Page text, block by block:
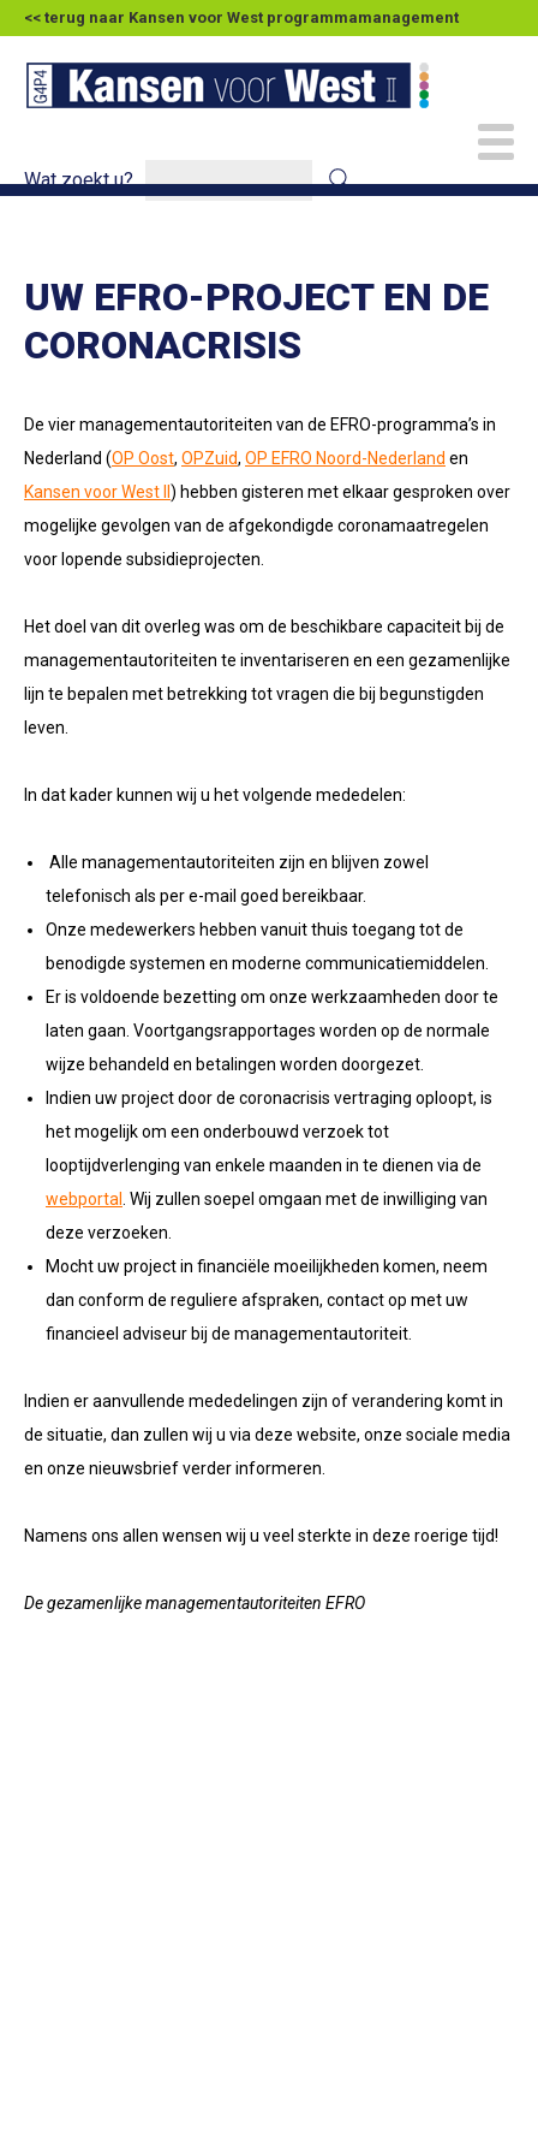
<< terug naar Kansen voor West programmamanagement
Wat zoekt u?
UW EFRO-PROJECT EN DE
CORONACRISIS
De vier managementautoriteiten van de EFRO-programma’s in
Nederland (OP Oost, OPZuid, OP EFRO Noord-Nederland en
Kansen voor West II ) hebben gisteren met elkaar gesproken over
mogelijke gevolgen van de afgekondigde coronamaatregelen
voor lopende subsidieprojecten.
Het doel van dit overleg was om de beschikbare capaciteit bij de
managementautoriteiten te inventariseren en een gezamenlijke
lijn te bepalen met betrekking tot vragen die bij begunstigden
leven.
In dat kader kunnen wij u het volgende mededelen:
Alle managementautoriteiten zijn en blijven zowel
telefonisch als per e-mail goed bereikbaar.
Onze medewerkers hebben vanuit thuis toegang tot de
benodigde systemen en moderne communicatiemiddelen.
Er is voldoende bezetting om onze werkzaamheden door te
laten gaan. Voortgangsrapportages worden op de normale
wijze behandeld en betalingen worden doorgezet.
Indien uw project door de coronacrisis vertraging oploopt, is
het mogelijk om een onderbouwd verzoek tot
looptijdverlenging van enkele maanden in te dienen via de
webportal
. Wij zullen soepel omgaan met de inwilliging van
deze verzoeken.
Mocht uw project in financiële moeilijkheden komen, neem
dan conform de reguliere afspraken, contact op met uw
financieel adviseur bij de managementautoriteit.
Indien er aanvullende mededelingen zijn of verandering komt in
de situatie, dan zullen wij u via deze website, onze sociale media
en onze nieuwsbrief verder informeren.
Namens ons allen wensen wij u veel sterkte in deze roerige tijd!
De gezamenlijke managementautoriteiten EFRO